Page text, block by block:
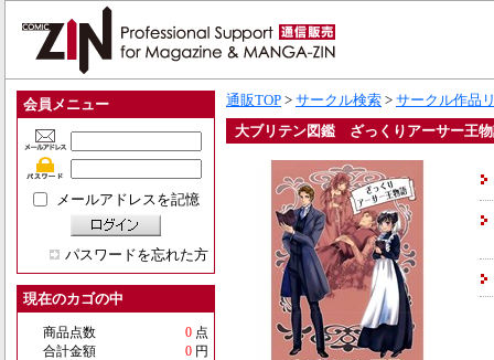
会員メニュー
メールアドレスを記憶
パスワードを忘れた方
現在のカゴの中
商品点数 0 点
合計金額
0 円
通販TOP > サークル検索 > サークル作品
大ブリテン図鑑 ざっくりアーサー王